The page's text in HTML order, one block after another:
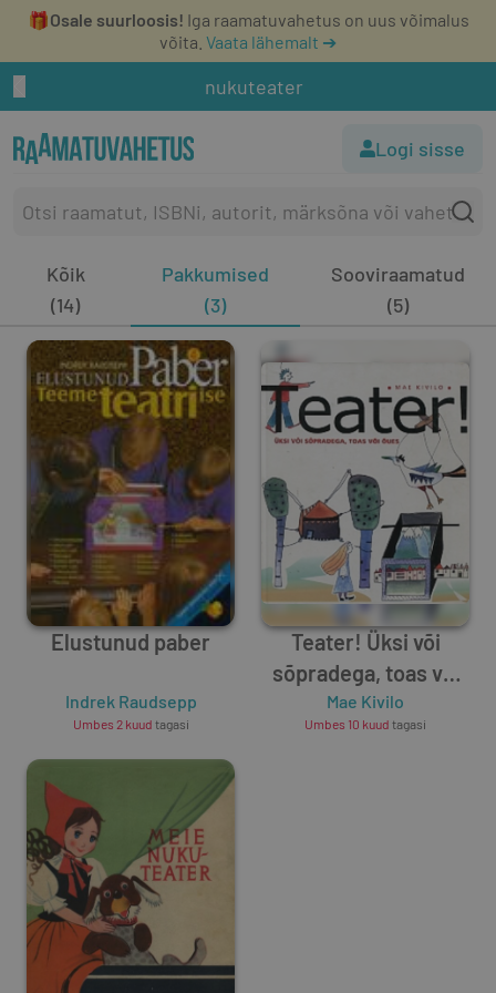
🎁Osale suurloosis! Iga raamatuvahetus on uus võimalus
võita. Vaata lähemalt ➔
nukuteater
Logi sisse
Kõik
(14)
Pakkumised
(3)
Sooviraamatud
(5)
Elustunud paber
Indrek Raudsepp
Umbes 2 kuud tagasi
Teater! Üksi või
sõpradega, toas või
õues
Mae Kivilo
Umbes 10 kuud tagasi